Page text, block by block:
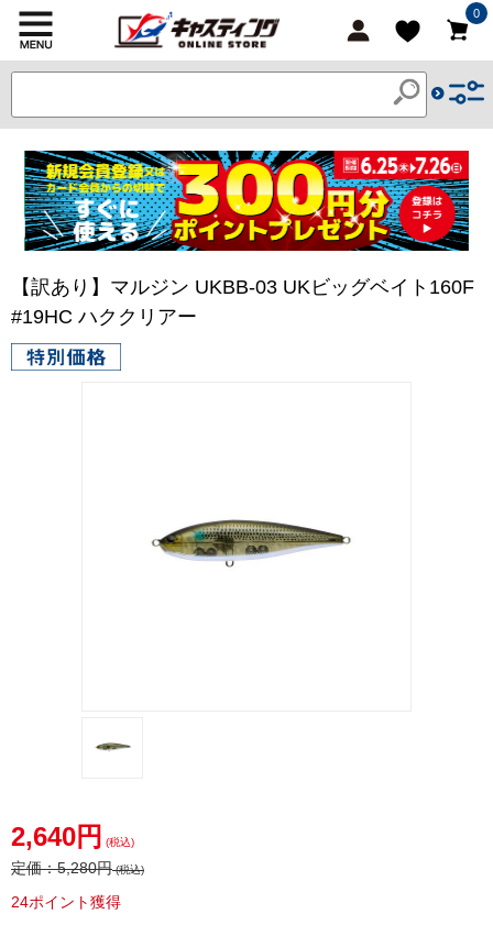
0
【訳あり】マルジン UKBB-03 UKビッグベイト160F
#19HC ハククリアー
2,640円 (税込)
定価：5,280円(税込)
24ポイント獲得